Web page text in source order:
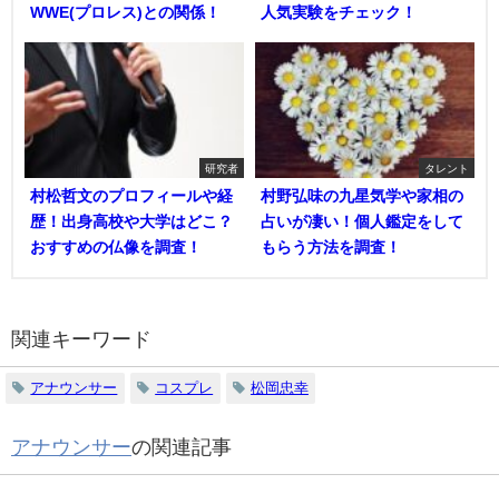
WWE(プロレス)との関係！ 人気実験をチェック！
研究者
村松哲文のプロフィールや経
歴！出身高校や大学はどこ？
おすすめの仏像を調査！
タレント
村野弘味の九星気学や家相の
占いが凄い！個人鑑定をして
もらう方法を調査！
関連キーワード
アナウンサー コスプレ 松岡忠幸
アナウンサーの関連記事